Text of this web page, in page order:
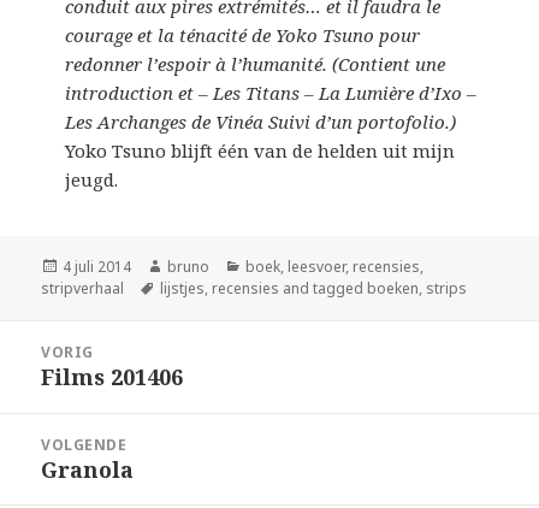
conduit aux pires extrémités… et il faudra le
courage et la ténacité de Yoko Tsuno pour
redonner l’espoir à l’humanité. (Contient une
introduction et – Les Titans – La Lumière d’Ixo –
Les Archanges de Vinéa Suivi d’un portofolio.)
Yoko Tsuno blijft één van de helden uit mijn
jeugd.
Geplaatst
op
4 juli 2014 Auteur
bruno Categorieën
boek, leesvoer, recensies,
stripverhaal
Tags
lijstjes, recensies and tagged boeken, strips
navigatie
VORIG
Vorig
Films 201406
VOLGENDE
Volgend
Granola